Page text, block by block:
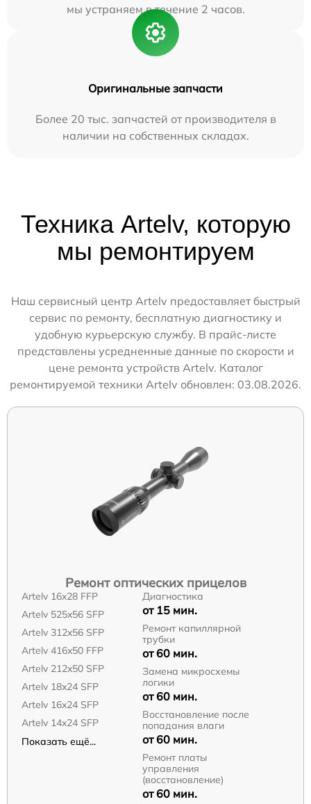
мы устраняем в течение 2 часов.
Оригинальные запчасти
Более 20 тыс. запчастей от производителя в
наличии на собственных складах.
Техника Artelv, которую
мы ремонтируем
Наш сервисный центр Artelv предоставляет быстрый
сервис по ремонту, бесплатную диагностику и
удобную курьерскую службу. В прайс-листе
представлены усредненные данные по скорости и
цене ремонта устройств Artelv. Каталог
ремонтируемой техники Artelv обновлен: 03.08.2026.
Ремонт оптических прицелов
Artelv 16x28 FFP
Artelv 525x56 SFP
Artelv 312x56 SFP
Artelv 416x50 FFP
Artelv 212x50 SFP
Artelv 18x24 SFP
Artelv 16x24 SFP
Artelv 14x24 SFP
Показать ещё...
Диагностика
от 15 мин.
Ремонт капиллярной
трубки
от 60 мин.
Замена микросхемы
логики
от 60 мин.
Восстановление после
попадания влаги
от 60 мин.
Ремонт платы
управления
(восстановление)
от 60 мин.